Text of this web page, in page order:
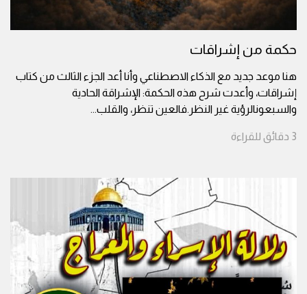
حكمة من إشراقات
هنا موعد جديد مع الذكاء الاصطناعي وأنا أعد الجزء الثالث من كتاب
إشراقات، وأعدت شرح هذه الحكمة: الإشراقة الحادية
والسبعونالرؤية غير النظر.فالعين تنظر، والقلب...
3 دقائق للقراءة